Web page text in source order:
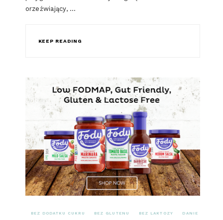
orzeźwiający, …
KEEP READING
BEZ DODATKU CUKRU BEZ GLUTENU BEZ LAKTOZY DANIE